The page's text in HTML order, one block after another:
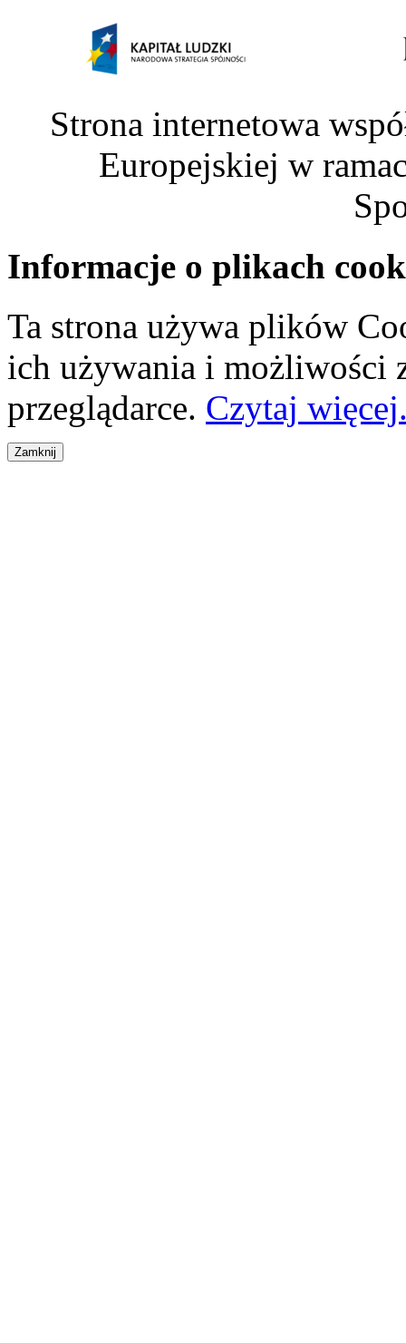
Strona internetowa
Europejskiej w
Informacje o plikach
Ta strona używa plików
ich używania i możliwości
przeglądarce. Czytaj